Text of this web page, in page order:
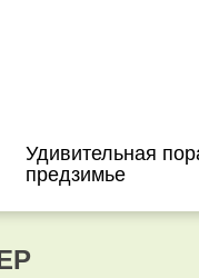
Удивительная
предзимье